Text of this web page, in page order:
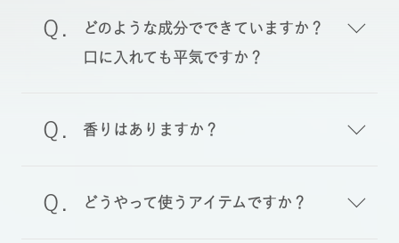
どのような成分でできていますか？
口に入れても平気ですか？
香りはありますか？
どうやって使うアイテムですか？